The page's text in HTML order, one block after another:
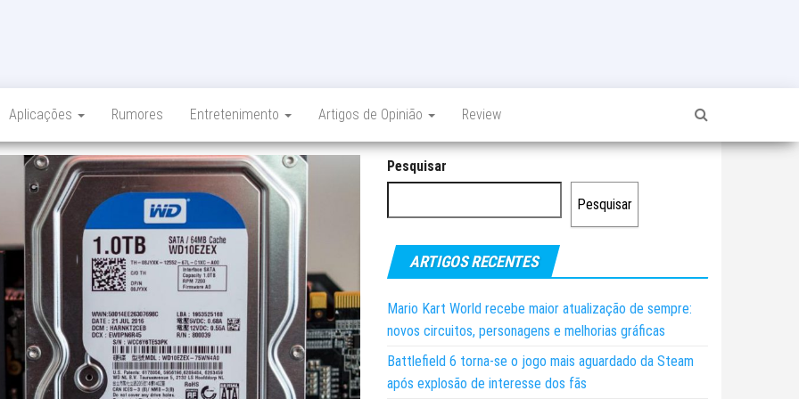
Aplicações Rumores Entretenimento Artigos de Opinião Review
Pesquisar
Pesquisar
ARTIGOS RECENTES
Mario Kart World recebe maior atualização de sempre:
novos circuitos, personagens e melhorias gráficas
Battlefield 6 torna-se o jogo mais aguardado da Steam
após explosão de interesse dos fãs